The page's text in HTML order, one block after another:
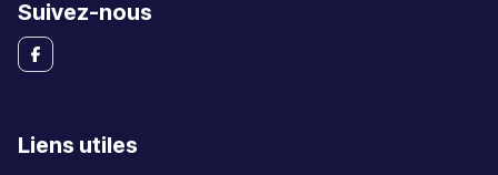
Suivez-nous
Liens utiles